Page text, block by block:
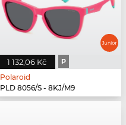
1 132,06 Kč P
Polaroid
PLD 8056/S - 8KJ/M9